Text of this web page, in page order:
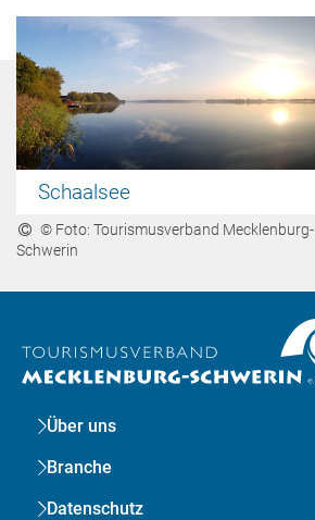
Schaalsee
© Foto: Tourismusverband Mecklenburg-
Schwerin
Über uns
Branche
Datenschutz